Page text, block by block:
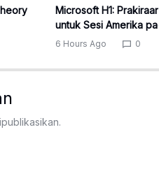
Microsoft H1:
untuk Sesi Amerika
6 Hours Ago 0